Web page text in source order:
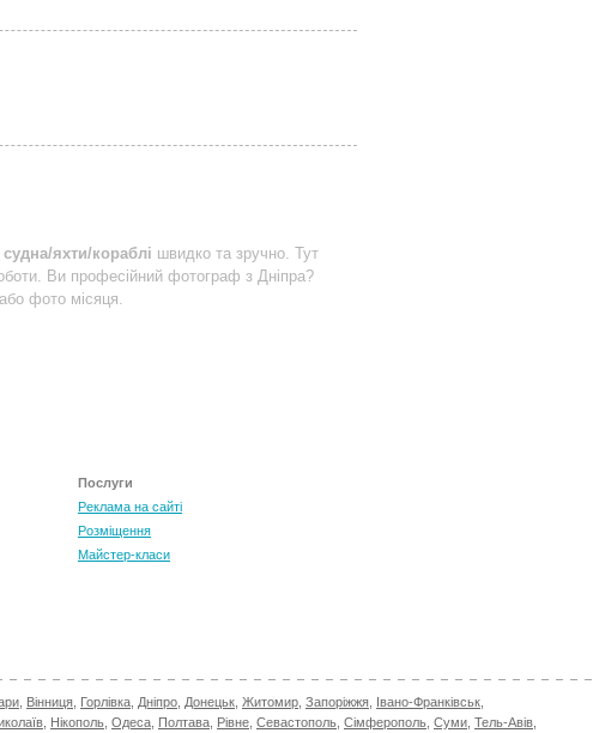
яхти/кораблі швидко та зручно. Тут
Ви професійний фотограф з Дніпра?
фото місяця.
Послуги
Реклама на сайті
Розміщення
Майстер-класи
Вінниця Горлівка Дніпро Донецьк Житомир Запоріжжя Івано-Франківськ
Нікополь Одеса Полтава Рівне Севастополь Сімферополь Суми Тель-Авів